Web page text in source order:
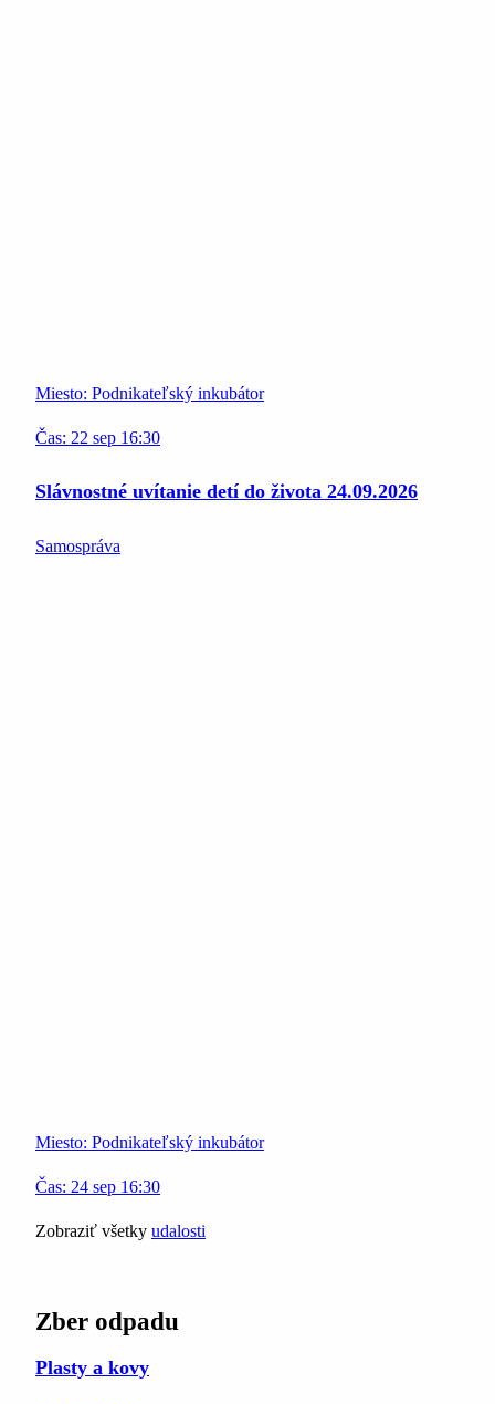
Miesto: Podnikateľský inkubátor
Čas: 22 sep 16:30
Slávnostné uvítanie detí do života 24.09.2026
Samospráva
Miesto: Podnikateľský inkubátor
Čas: 24 sep 16:30
Zobraziť všetky udalosti
Zber odpadu
Plasty a kovy